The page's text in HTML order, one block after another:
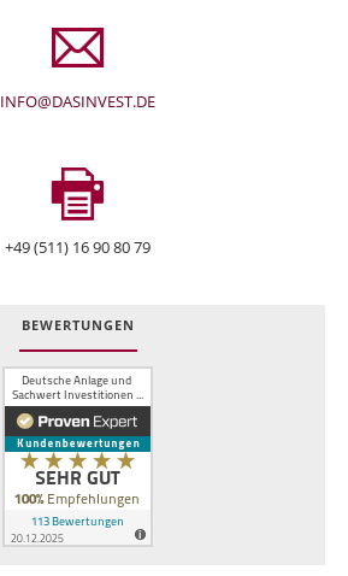
INFO@DASINVEST.DE
+49 (511) 16 90 80 79
BEWERTUNGEN